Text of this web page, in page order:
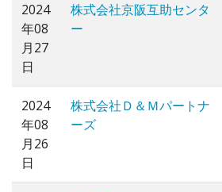
2024
年08
月27
日
株式会社京阪互助センタ
ー
2024
年08
月26
日
株式会社Ｄ＆Ｍパートナ
ーズ